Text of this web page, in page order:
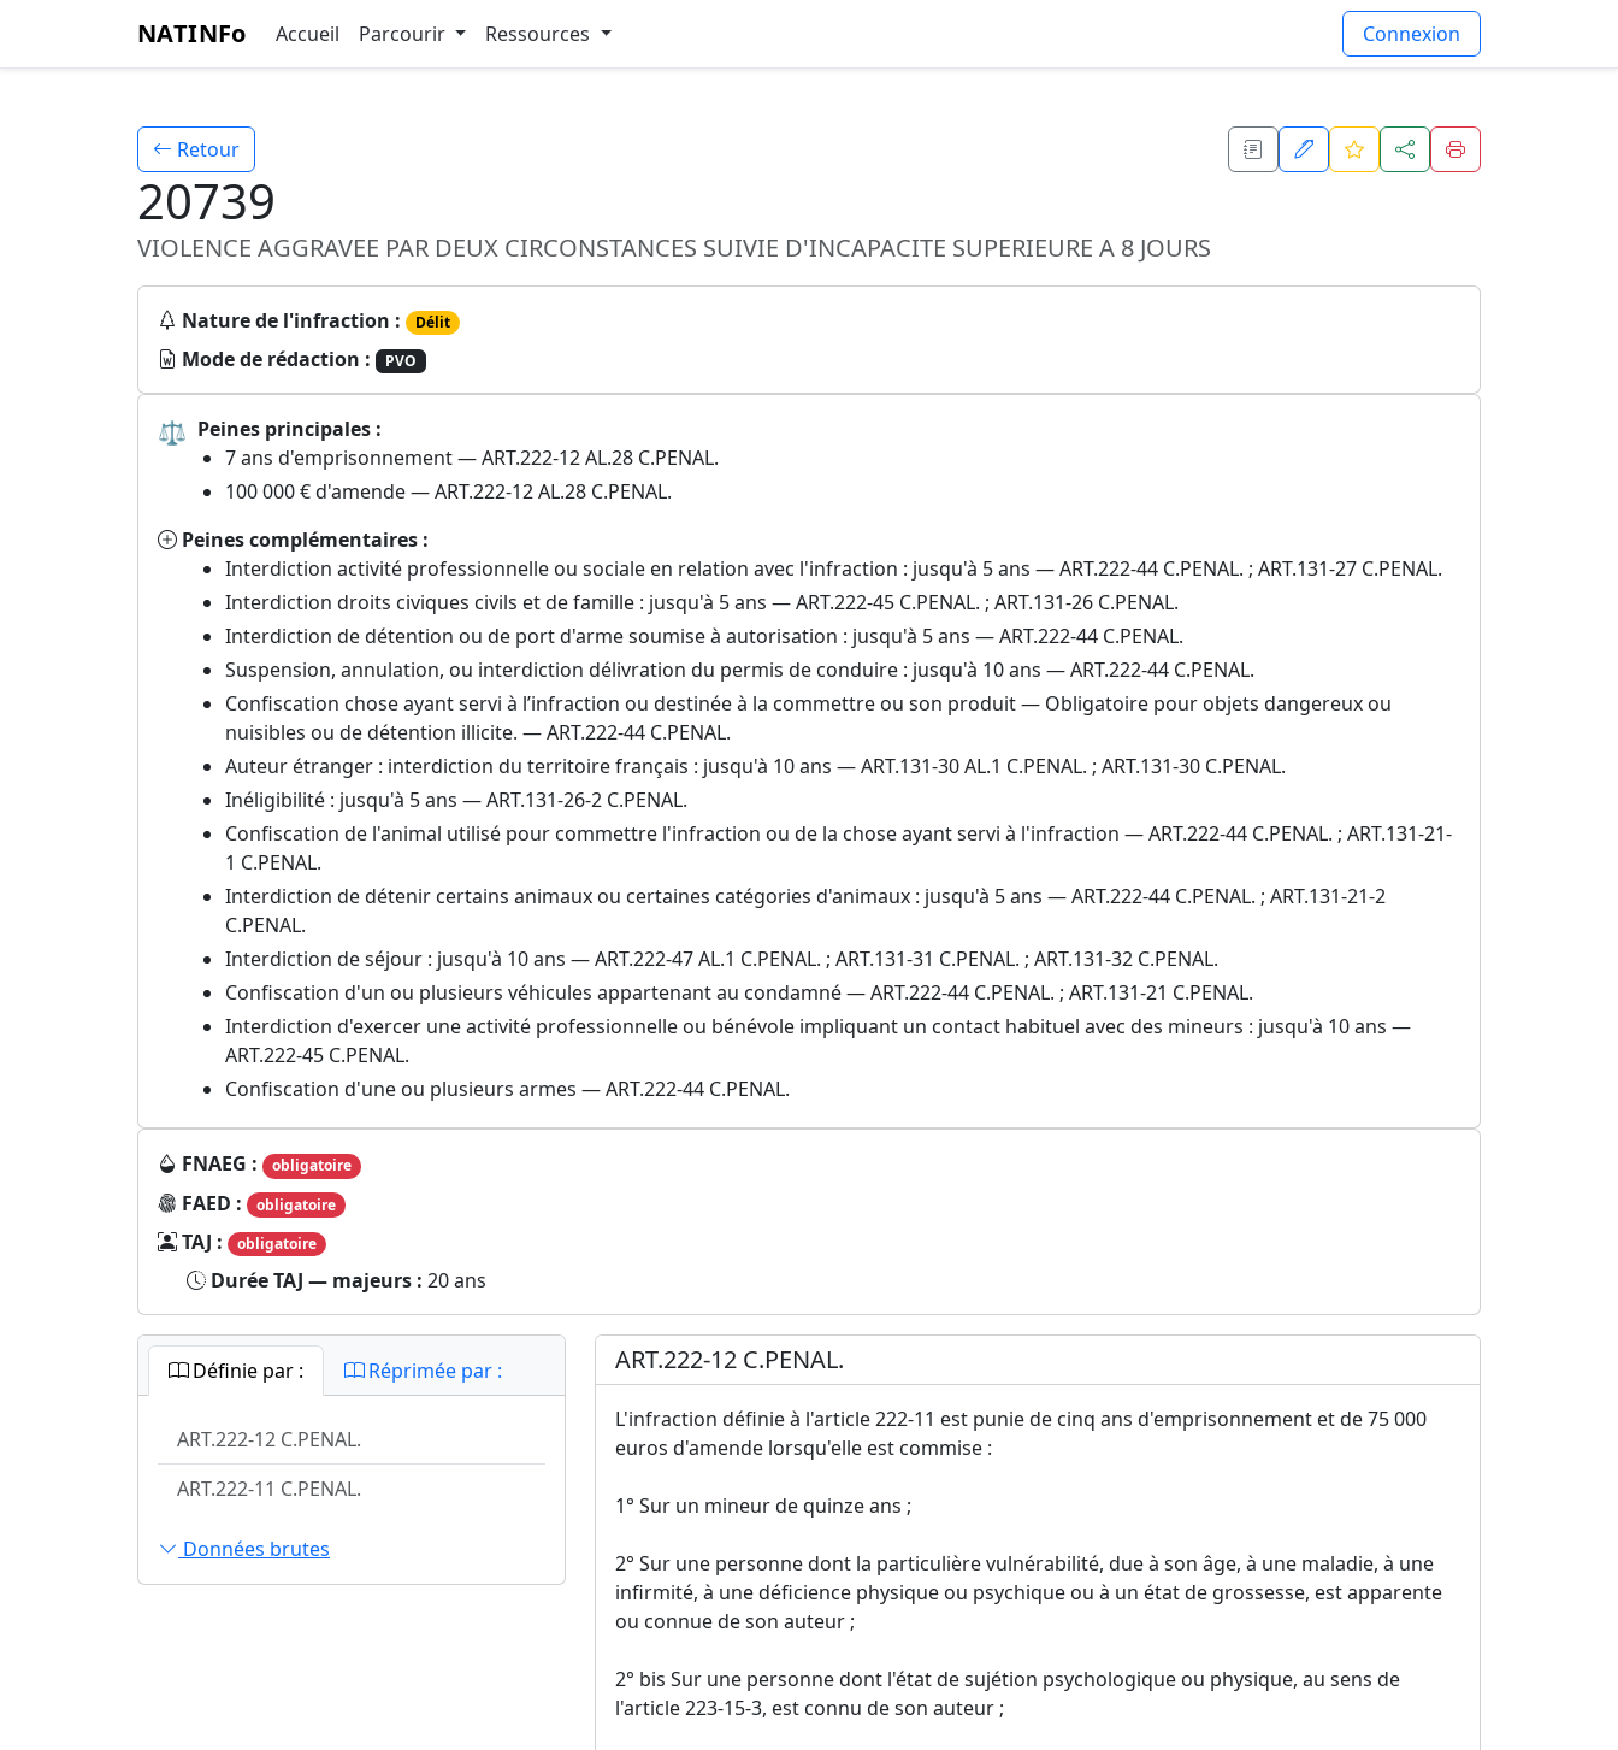
NATINFo Accueil Parcourir Ressources Connexion
Retour
20739
VIOLENCE AGGRAVEE PAR DEUX CIRCONSTANCES SUIVIE D'INCAPACITE SUPERIEURE A 8 JOURS
Nature de l'infraction : Délit
Mode de rédaction : PVO
⚖ Peines principales :
7 ans d'emprisonnement — ART.222-12 AL.28 C.PENAL.
100 000 € d'amende — ART.222-12 AL.28 C.PENAL.
Peines complémentaires :
Interdiction activité professionnelle ou sociale en relation avec l'infraction : jusqu'à 5 ans — ART.222-44 C.PENAL. ; ART.131-27 C.PENAL.
Interdiction droits civiques civils et de famille : jusqu'à 5 ans — ART.222-45 C.PENAL. ; ART.131-26 C.PENAL.
Interdiction de détention ou de port d'arme soumise à autorisation : jusqu'à 5 ans — ART.222-44 C.PENAL.
Suspension, annulation, ou interdiction délivration du permis de conduire : jusqu'à 10 ans — ART.222-44 C.PENAL.
Confiscation chose ayant servi à l’infraction ou destinée à la commettre ou son produit — Obligatoire pour objets dangereux ou
nuisibles ou de détention illicite. — ART.222-44 C.PENAL.
Auteur étranger : interdiction du territoire français : jusqu'à 10 ans — ART.131-30 AL.1 C.PENAL. ; ART.131-30 C.PENAL.
Inéligibilité : jusqu'à 5 ans — ART.131-26-2 C.PENAL.
Confiscation de l'animal utilisé pour commettre l'infraction ou de la chose ayant servi à l'infraction — ART.222-44 C.PENAL. ; ART.131-21-
1 C.PENAL.
Interdiction de détenir certains animaux ou certaines catégories d'animaux : jusqu'à 5 ans — ART.222-44 C.PENAL. ; ART.131-21-2
C.PENAL.
Interdiction de séjour : jusqu'à 10 ans — ART.222-47 AL.1 C.PENAL. ; ART.131-31 C.PENAL. ; ART.131-32 C.PENAL.
Confiscation d'un ou plusieurs véhicules appartenant au condamné — ART.222-44 C.PENAL. ; ART.131-21 C.PENAL.
Interdiction d'exercer une activité professionnelle ou bénévole impliquant un contact habituel avec des mineurs : jusqu'à 10 ans —
ART.222-45 C.PENAL.
Confiscation d'une ou plusieurs armes — ART.222-44 C.PENAL.
FNAEG : obligatoire
FAED : obligatoire
TAJ : obligatoire
Durée TAJ — majeurs : 20 ans
Définie par : Réprimée par :
ART.222-12 C.PENAL.
ART.222-11 C.PENAL.
Données brutes
ART.222-12 C.PENAL.
L'infraction définie à l'article 222-11 est punie de cinq ans d'emprisonnement et de 75 000
euros d'amende lorsqu'elle est commise :
1° Sur un mineur de quinze ans ;
2° Sur une personne dont la particulière vulnérabilité, due à son âge, à une maladie, à une
infirmité, à une déficience physique ou psychique ou à un état de grossesse, est apparente
ou connue de son auteur ;
2° bis Sur une personne dont l'état de sujétion psychologique ou physique, au sens de
l'article 223-15-3, est connu de son auteur ;